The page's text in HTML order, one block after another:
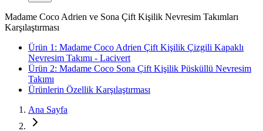
Madame Coco Adrien ve Sona Çift Kişilik Nevresim Takımları
Karşılaştırması
Ürün 1: Madame Coco Adrien Çift Kişilik Çizgili Kapaklı
Nevresim Takımı - Lacivert
Ürün 2: Madame Coco Sona Çift Kişilik Püsküllü Nevresim
Takımı
Ürünlerin Özellik Karşılaştırması
Ana Sayfa